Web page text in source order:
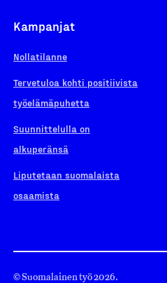
Kampanjat
Nollatilanne
Tervetuloa kohti positiivista
työelämäpuhetta
Suunnittelulla on
alkuperänsä
Liputetaan suomalaista
osaamista
© Suomalainen työ 2026.